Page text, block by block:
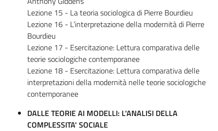
Lezione 15 - La teoria sociologica di Pierre Bourdieu
Lezione 16 - L’interpretazione della modernità di Pierre
Bourdieu
Lezione 17 - Esercitazione: Lettura comparativa delle
teorie sociologiche contemporanee
Lezione 18 - Esercitazione: Lettura comparativa delle
interpretazioni della modernità nelle teorie sociologiche
contemporanee
DALLE TEORIE AI MODELLI: L'ANALISI DELLA
COMPLESSITA' SOCIALE